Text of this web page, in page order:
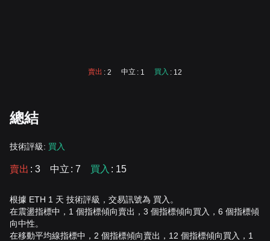
賣出 : 2 中立 : 1 買入 : 12
總結
技術評級: 買入
賣出 : 3 中立 : 7 買入 : 15
根據 ETH 1 天 技術評級，交易訊號為 買入。
在震盪指標中，1 個指標傾向賣出，3 個指標傾向買入，6 個指標傾
向中性。
在移動平均線指標中，2 個指標傾向賣出，12 個指標傾向買入，1